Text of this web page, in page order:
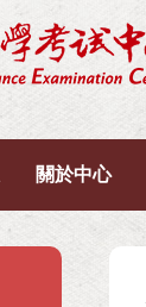
關於中心